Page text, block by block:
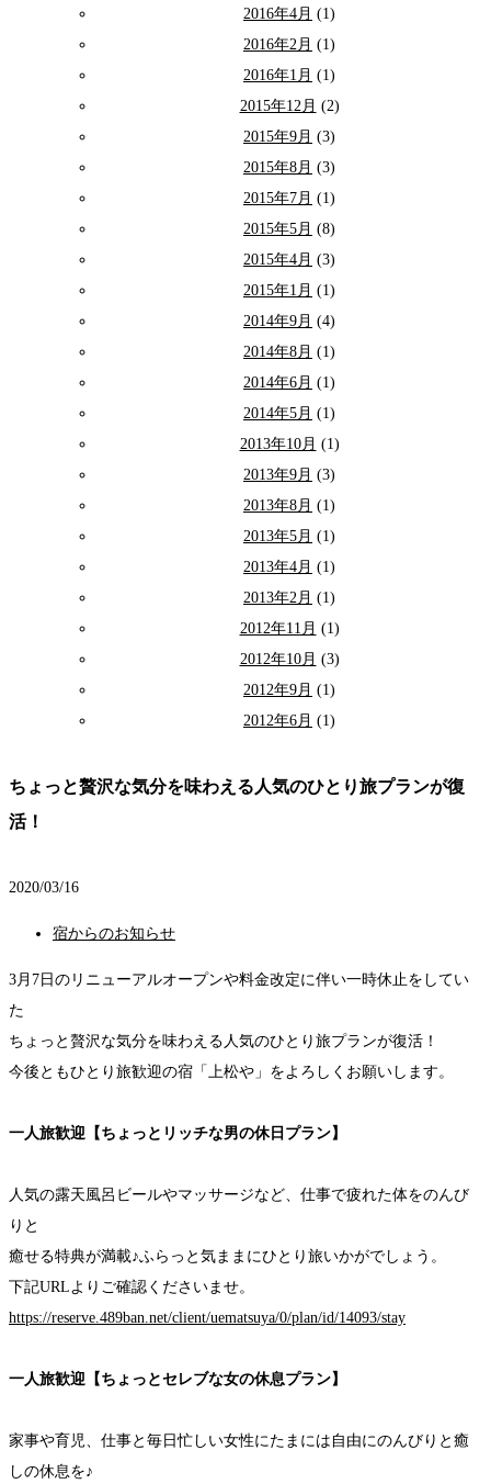
2016年4月 (1)
2016年2月 (1)
2016年1月 (1)
2015年12月 (2)
2015年9月 (3)
2015年8月 (3)
2015年7月 (1)
2015年5月 (8)
2015年4月 (3)
2015年1月 (1)
2014年9月 (4)
2014年8月 (1)
2014年6月 (1)
2014年5月 (1)
2013年10月 (1)
2013年9月 (3)
2013年8月 (1)
2013年5月 (1)
2013年4月 (1)
2013年2月 (1)
2012年11月 (1)
2012年10月 (3)
2012年9月 (1)
2012年6月 (1)
ちょっと贅沢な気分を味わえる人気のひとり旅プランが復
活！
2020/03/16
宿からのお知らせ
3月7日のリニューアルオープンや料金改定に伴い一時休止をしてい
た
ちょっと贅沢な気分を味わえる人気のひとり旅プランが復活！
今後ともひとり旅歓迎の宿「上松や」をよろしくお願いします。
一人旅歓迎【ちょっとリッチな男の休日プラン】
人気の露天風呂ビールやマッサージなど、仕事で疲れた体をのんび
りと
癒せる特典が満載♪ふらっと気ままにひとり旅いかがでしょう。
下記URLよりご確認くださいませ。
https://reserve.489ban.net/client/uematsuya/0/plan/id/14093/stay
一人旅歓迎【ちょっとセレブな女の休息プラン】
家事や育児、仕事と毎日忙しい女性にたまには自由にのんびりと癒
しの休息を♪